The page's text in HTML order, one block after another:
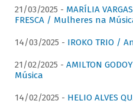
21/03/2025 - MARÍLIA
FRESCA / Mulheres na
14/03/2025 - IROKO TRIO /
21/02/2025 - AMILTON
Música
14/02/2025 - HELIO ALVES